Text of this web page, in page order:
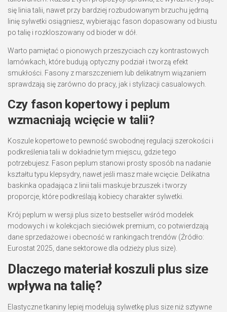
się linia talii, nawet przy bardziej rozbudowanym brzuchu jędrną
linię sylwetki osiągniesz, wybierając fason dopasowany od biustu
po talię i rozkloszowany od bioder w dół.
Warto pamiętać o pionowych przeszyciach czy kontrastowych
lamówkach, które budują optyczny podział i tworzą efekt
smukłości. Fasony z marszczeniem lub delikatnym wiązaniem
sprawdzają się zarówno do pracy, jak i stylizacji casualowych.
Czy fason kopertowy i peplum
wzmacniają wcięcie w talii?
Koszule kopertowe to pewność swobodnej regulacji szerokości i
podkreślenia talii w dokładnie tym miejscu, gdzie tego
potrzebujesz. Fason peplum stanowi prosty sposób na nadanie
kształtu typu klepsydry, nawet jeśli masz małe wcięcie. Delikatna
baskinka opadająca z linii talii maskuje brzuszek i tworzy
proporcje, które podkreślają kobiecy charakter sylwetki.
Krój peplum w wersji plus size to bestseller wśród modelek
modowych i w kolekcjach sieciówek premium, co potwierdzają
dane sprzedażowe i obecność w rankingach trendów (Źródło:
Eurostat 2025, dane sektorowe dla odzieży plus size).
Dlaczego materiał koszuli plus size
wpływa na talię?
Elastyczne tkaniny lepiej modelują sylwetkę plus size niż sztywne